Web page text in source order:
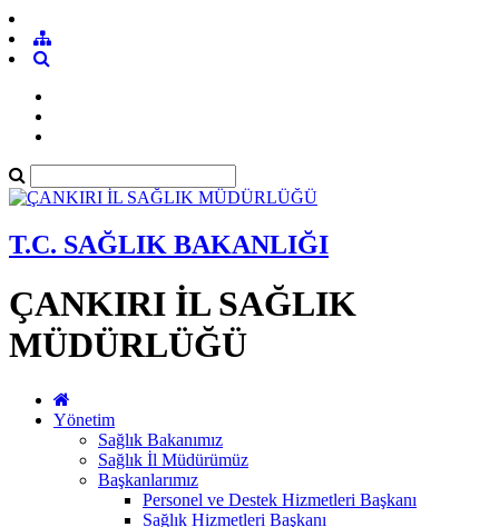
T.C. SAĞLIK BAKANLIĞI
ÇANKIRI İL SAĞLIK
MÜDÜRLÜĞÜ
Yönetim
Sağlık Bakanımız
Sağlık İl Müdürümüz
Başkanlarımız
Personel ve Destek Hizmetleri Başkanı
Sağlık Hizmetleri Başkanı